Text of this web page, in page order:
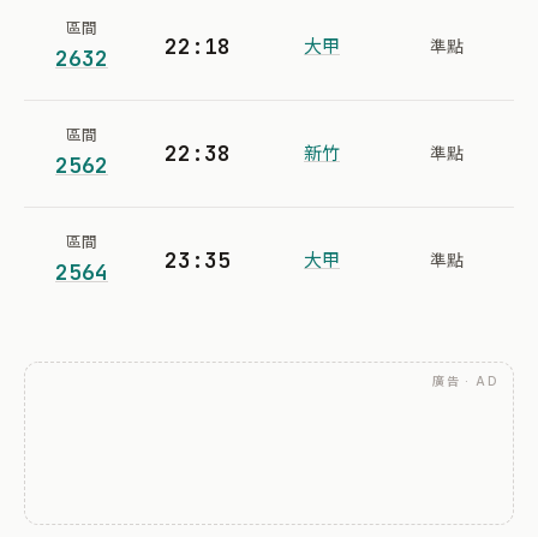
區間
2632 22:18 大甲 準點
區間
2562 22:38 新竹 準點
區間
2564 23:35 大甲 準點
廣告 · AD